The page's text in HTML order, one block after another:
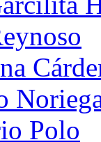
Polo